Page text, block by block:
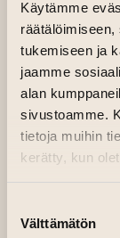
Käytämme
tukemiseen ja
jaamme
alan
sivustoamme.
tietoja muihin
kerätty, kun
valinta
Välttämätön
Sonata
MANUEL
Variations
(1930)
– Theme
– Var. 1: